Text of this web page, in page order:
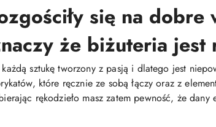
się na dobre
że biżuteria
sztukę tworzony z pasją i dlatego jest
które ręcznie ze sobą łączy oraz z
rękodzieło masz zatem pewność, że